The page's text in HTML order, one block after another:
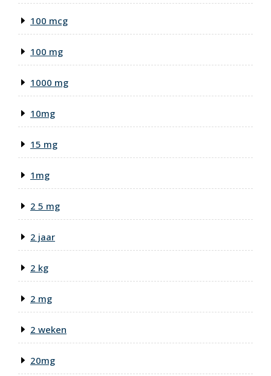
100 mcg
100 mg
1000 mg
10mg
15 mg
1mg
2 5 mg
2 jaar
2 kg
2 mg
2 weken
20mg